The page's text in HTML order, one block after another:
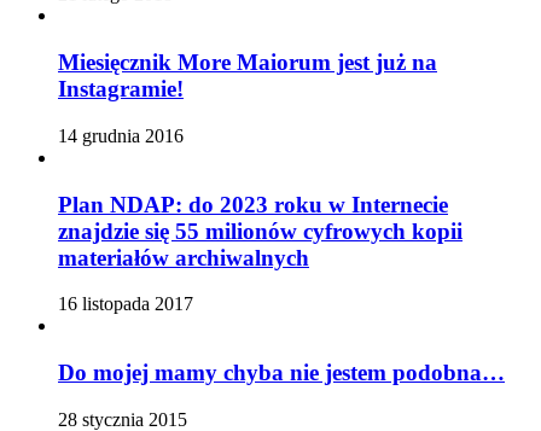
Miesięcznik More Maiorum jest już na
Instagramie!
14 grudnia 2016
Plan NDAP: do 2023 roku w Internecie
znajdzie się 55 milionów cyfrowych kopii
materiałów archiwalnych
16 listopada 2017
Do mojej mamy chyba nie jestem podobna…
28 stycznia 2015